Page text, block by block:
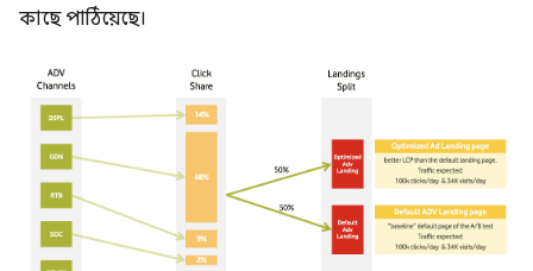
কাছে পাঠিয়েছে।